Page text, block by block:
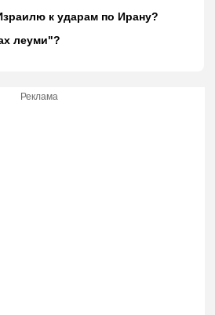
к ударам по Ирану?
леуми"?
Реклама